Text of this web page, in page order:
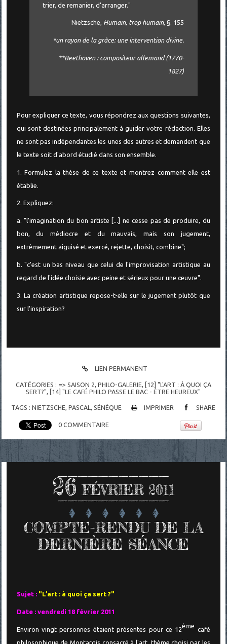
trier, de remanier, d'arranger."
Nietzsche, Humain, trop humain, §. 155
*un rayon de la grâce: une intervention divine.
**Beethoven : compositeur allemand (1770-
1827)
Pour expliquer ce texte, vous répondrez aux questions suivantes,
qui sont destinées principalement à guider votre rédaction. Elles
ne sont pas indépendantes les unes des autres et demandent que
le texte soit d'abord étudié dans son ensemble.
1. Formulez la thèse de ce texte et montrez comment elle est
établie.
2. Expliquez:
a. "l'imagination du bon artiste [...] ne cesse pas de produire, du
bon, du médiocre et du mauvais, mais son jugement,
extrêmement aiguisé et exercé, rejette, choisit, combine";
b. "c'est un bas niveau que celui de l'improvisation artistique au
regard de l'idée choisie avec peine et sérieux pour une œuvre".
3. La création artistique repose-t-elle sur le jugement plutôt que
sur l'inspiration?
LIEN PERMANENT
CATÉGORIES : => SAISON 2, PHILO-GALERIE,
[12] "L'ART : À QUOI ÇA
SERT?", [14] "LE CAFÉ PHILO PASSE LE BAC - ÊTRE HEUREUX"
TAGS :NIETZSCHE ,PASCAL ,SÉNÈQUE IMPRIMER SHARE
0 COMMENTAIRE
26 FÉVRIER 2011
COMPTE-RENDU DE LA
DERNIÈRE SÉANCE
Sujet : "L’art : à quoi ça sert ?"
Date : vendredi 18 février 2011
Environ vingt personnes étaient présentes pour ce 12ème café
philosophique de Montargis consacré à l'art, thème choisi par les